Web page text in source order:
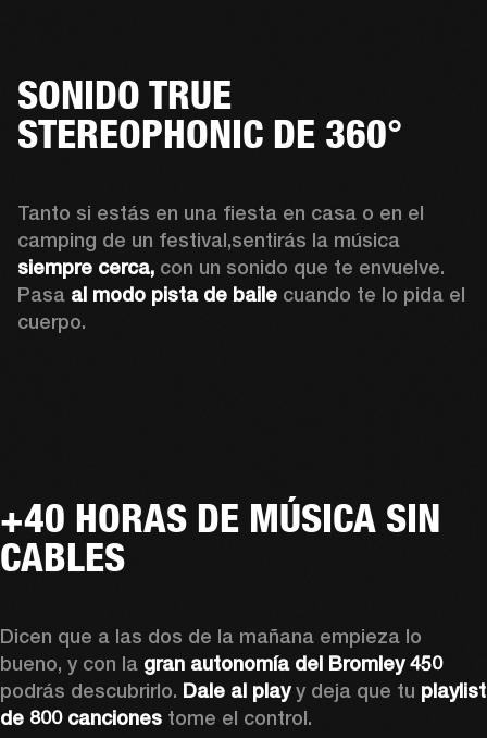
SONIDO TRUE
STEREOPHONIC DE 360°
Tanto si estás en una fiesta en casa o en el
siempre cerca, con un sonido que te envuelve.
Pasa al modo pista de baile cuando te lo pida el
cuerpo.
+40 HORAS DE MÚSICA SIN
CABLES
Dicen que a las dos de la mañana empieza lo
bueno, y con la gran autonomía del Bromley 450
podrás descubrirlo. Dale al play y deja que tu playlist
de 800 canciones tome el control.